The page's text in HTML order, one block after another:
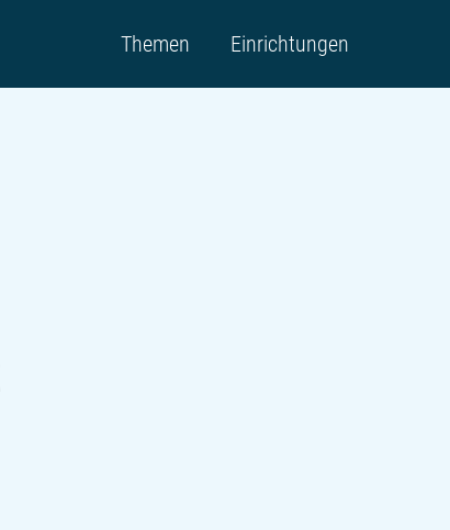
Themen Einrichtungen